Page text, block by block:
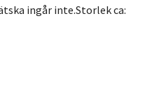
ingår inte.Storlek ca: